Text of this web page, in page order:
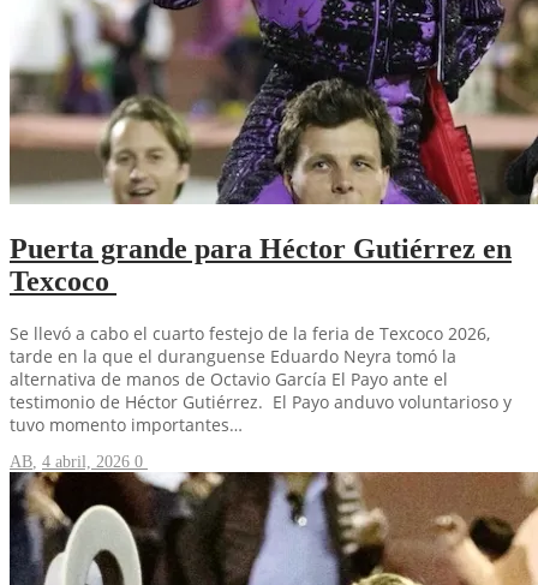
Puerta grande para Héctor Gutiérrez en
Texcoco
Se llevó a cabo el cuarto festejo de la feria de Texcoco 2026,
tarde en la que el duranguense Eduardo Neyra tomó la
alternativa de manos de Octavio García El Payo ante el
testimonio de Héctor Gutiérrez. El Payo anduvo voluntarioso y
tuvo momento importantes…
AB 4 abril, 2026 0